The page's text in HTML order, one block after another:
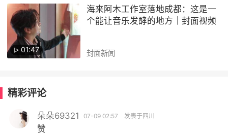
01:47
海来阿木工作室落地成都：这是一
个能让音乐发酵的地方｜封面视频
封面新闻
精彩评论
朵朵69321 07-09 02:57 发表于四川
赞